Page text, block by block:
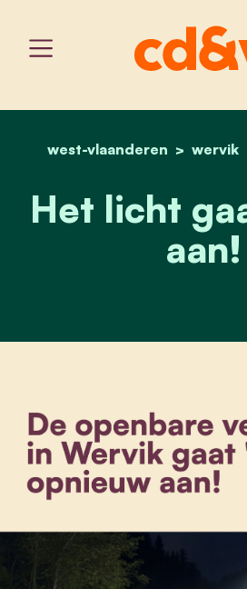
home
west-vlaanderen wervik
Het licht
aan!